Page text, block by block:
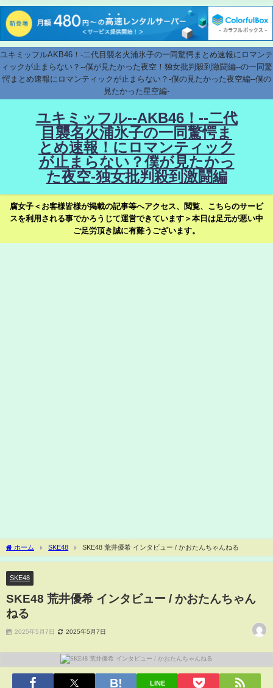
ユキミッフルAKB46！-二代目襲名火浦氷子の一同驚愕まとめ速報にロマンテ
ィックが止まらない？--僕が見たかった夜空！独女批判殺到激闘編--の一同驚
愕まとめ速報にロマンティックが止まらない？-僕の見たかった夜空編--僕の
見たかった星空編-
ユキミッフル--AKB46！--二代
目襲名火浦氷子の一同驚愕ま
とめ速報！にロマンティック
が止まらない？僕が見たかっ
た夜空-独女批判殺到激闘編
腐女子＜お客様皆様が掲載の記事等へアクセス、閲覧、こちらのサービ
スを利用される事でかろうじて運営できています＞本日は足元が悪い中
ご足労頂き誠に有難うございます。
ホーム SKE48 SKE48 荒井優希 インタビュー / かおたんちゃんねる
SKE48
SKE48 荒井優希 インタビュー / かおたんちゃん
ねる
2025年5月7日 2025年5月7日
LINE